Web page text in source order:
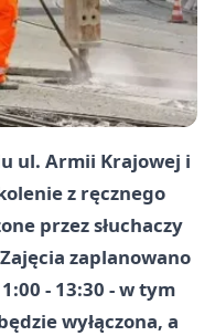
ul. Armii Krajowej i
z ręcznego
przez słuchaczy
zaplanowano
- 13:30 - w tym
wyłączona, a